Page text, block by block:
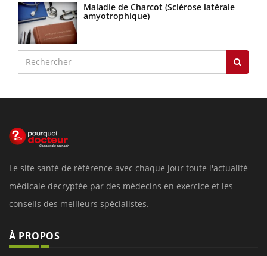
Maladie de Charcot (Sclérose latérale
amyotrophique)
Le site santé de référence avec chaque jour toute l'actualité
médicale decryptée par des médecins en exercice et les
conseils des meilleurs spécialistes.
À PROPOS